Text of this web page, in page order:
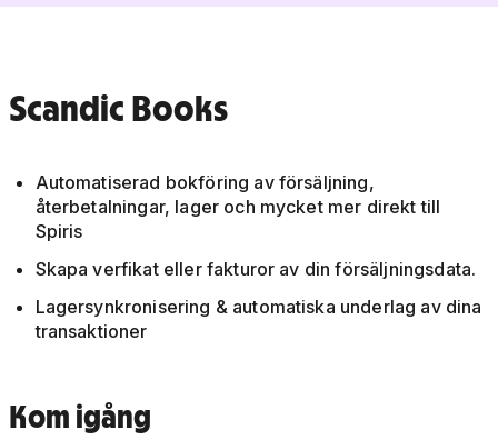
Scandic Books
Automatiserad bokföring av försäljning,
återbetalningar, lager och mycket mer direkt till
Spiris
Skapa verfikat eller fakturor av din försäljningsdata.
Lagersynkronisering & automatiska underlag av dina
transaktioner
Kom igång